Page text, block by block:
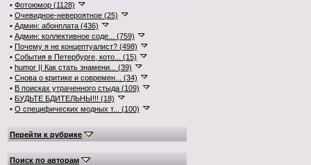
• Фотоюмор (1128)
• Очевидное-невероятное (25)
• Админ: абонплата (436)
• Админ: коллективное соде... (759)
• Почему я не концептуалист? (498)
• События в Петербурге, кото... (15)
• humor || Как стать знамени... (39)
• Снова о критике и современ... (34)
• В поисках утраченного стыда (109)
• БУДЬТЕ БДИТЕЛЬНЫ!!! (18)
• О специфических модных т... (100)
Перейти к рубрике
Поиск по авторам